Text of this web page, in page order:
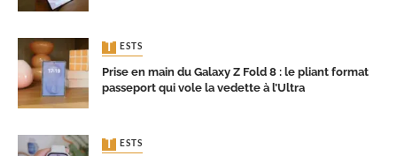
TESTS
Prise en main du Galaxy Z Fold 8 : le pliant format
passeport qui vole la vedette à l’Ultra
TESTS